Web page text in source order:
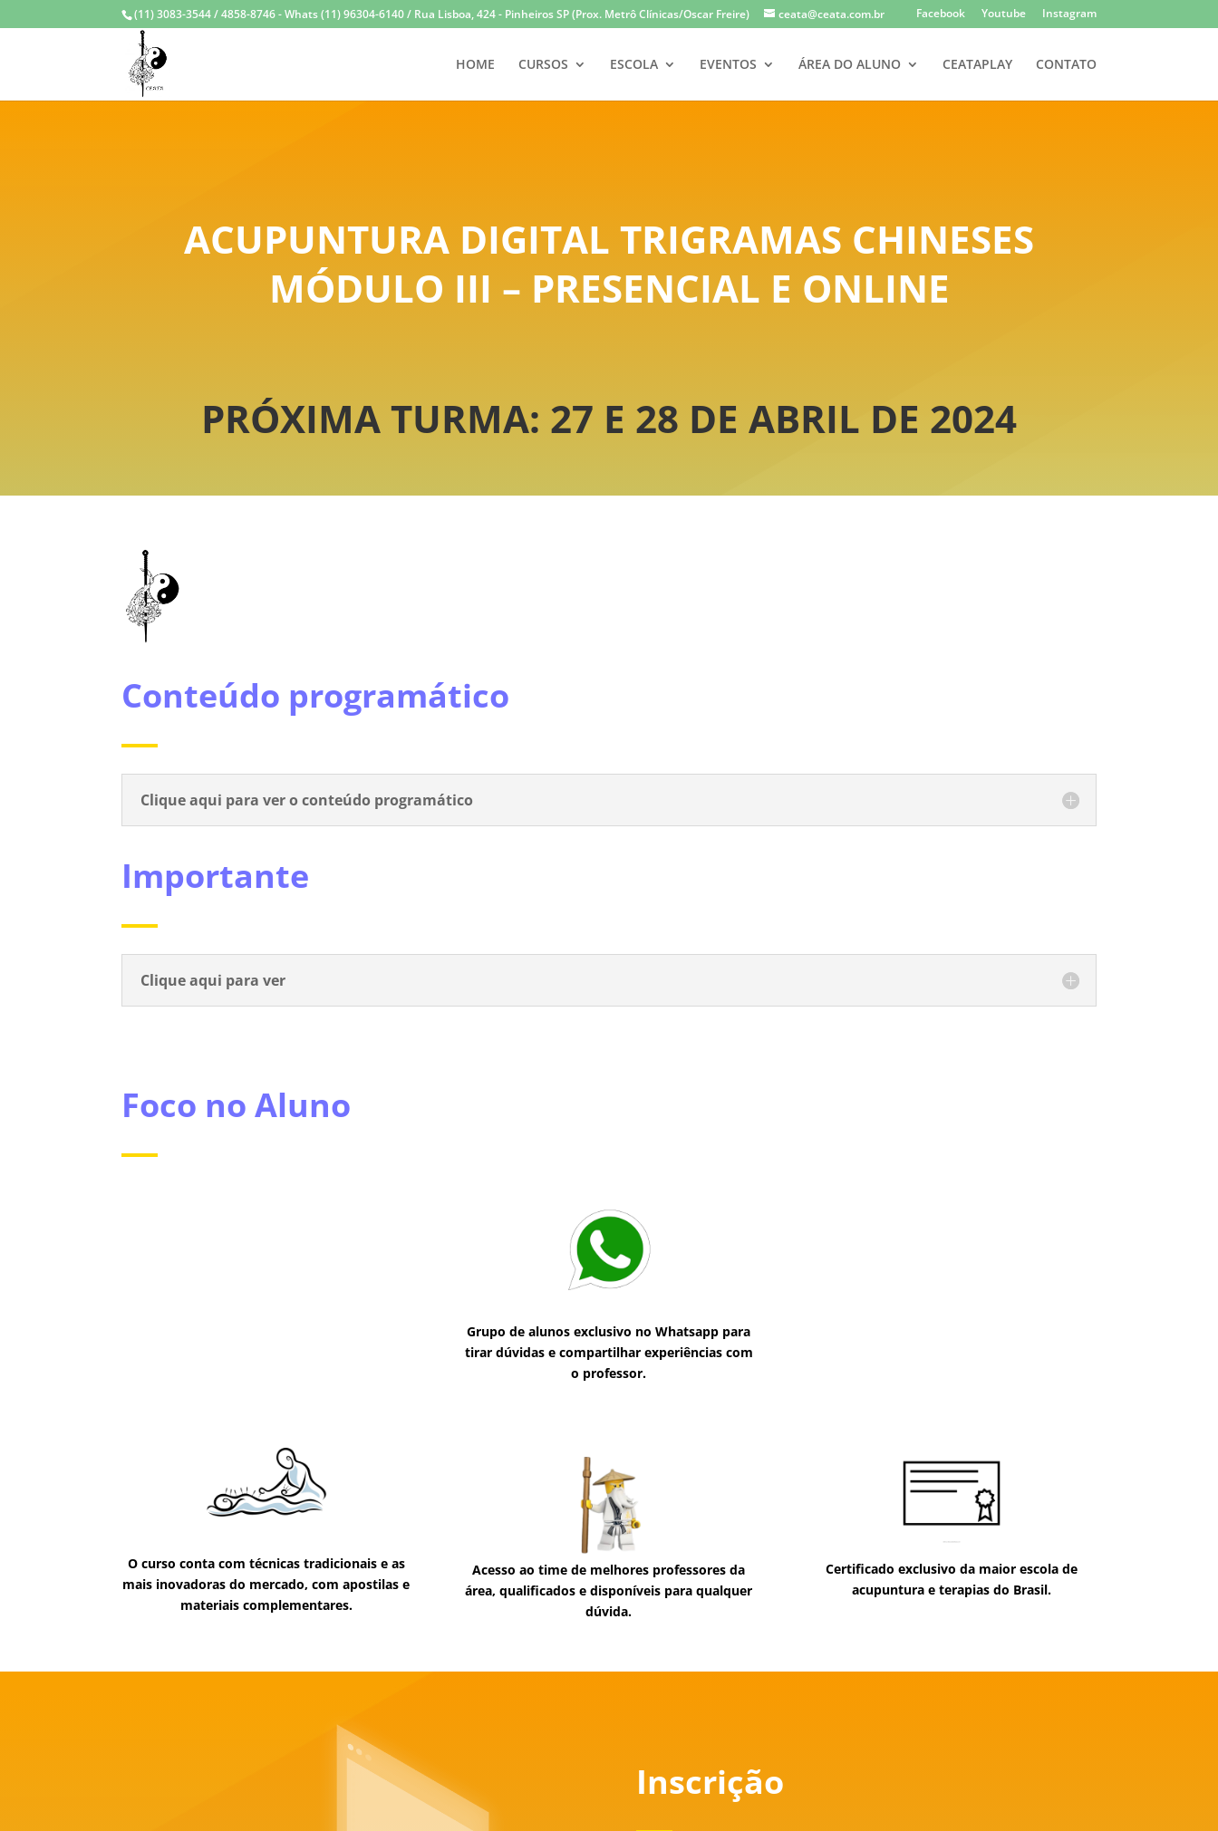
(11) 3083-3544 / 4858-8746 - Whats (11) 96304-6140 / Rua Lisboa, 424 - Pinheiros SP (Prox. Metrô Clínicas/Oscar Freire) ceata@ceata.com.br Facebook Youtube Instagram
HOME CURSOS ESCOLA EVENTOS ÁREA DO ALUNO CEATAPLAY CONTATO
ACUPUNTURA DIGITAL TRIGRAMAS CHINESES
MÓDULO III – PRESENCIAL E ONLINE
PRÓXIMA TURMA: 27 E 28 DE ABRIL DE 2024
Conteúdo programático
Clique aqui para ver o conteúdo programático
Importante
Clique aqui para ver
Foco no Aluno
Grupo de alunos exclusivo no Whatsapp para
tirar dúvidas e compartilhar experiências com
o professor.
O curso conta com técnicas tradicionais e as
mais inovadoras do mercado, com apostilas e
materiais complementares.
Acesso ao time de melhores professores da
área, qualificados e disponíveis para qualquer
dúvida.
Certificado exclusivo da maior escola de
acupuntura e terapias do Brasil.
Inscrição